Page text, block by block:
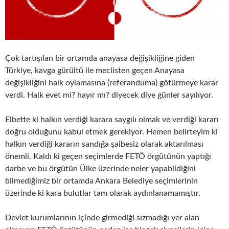
Çok tartışılan bir ortamda anayasa değişikliğine giden
Türkiye, kavga gürültü ile meclisten geçen Anayasa
değişikliğini halk oylamasına (referanduma) götürmeye karar
verdi. Halk evet mi? hayır mı? diyecek diye günler sayılıyor.
Elbette ki halkın verdiği karara saygılı olmak ve verdiği kararı
doğru olduğunu kabul etmek gerekiyor. Hemen belirteyim ki
halkın verdiği kararın sandığa şaibesiz olarak aktarılması
önemli. Kaldı ki geçen seçimlerde FETÖ örgütünün yaptığı
darbe ve bu örgütün Ülke üzerinde neler yapabildiğini
bilmediğimiz bir ortamda Ankara Belediye seçimlerinin
üzerinde ki kara bulutlar tam olarak aydınlanamamıştır.
Devlet kurumlarının içinde girmediği sızmadığı yer alan